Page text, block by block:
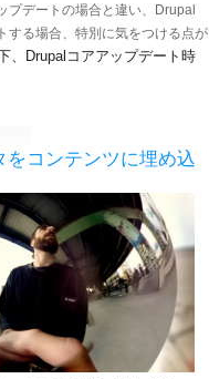
プデートの場合と違い、Drupal
する場合、特別に気をつける点が
、Drupalコアアップデート時
をコンテンツに埋め込